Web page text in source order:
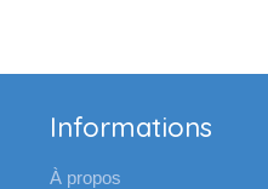
Informations
À propos